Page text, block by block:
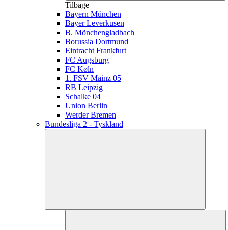
Tilbage
Bayern München
Bayer Leverkusen
B. Mönchengladbach
Borussia Dortmund
Eintracht Frankfurt
FC Augsburg
FC Køln
1. FSV Mainz 05
RB Leipzig
Schalke 04
Union Berlin
Werder Bremen
Bundesliga 2 - Tyskland